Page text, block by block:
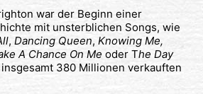
war der Beginn einer
mit unsterblichen Songs, wie
, Dancing Queen, Knowing Me,
A Chance On Me oder The Day
380 Millionen verkauften